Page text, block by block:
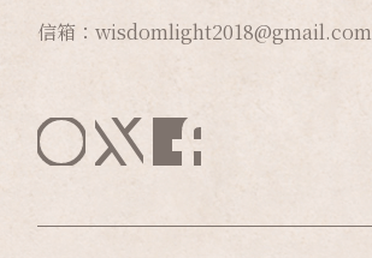
信箱：wisdomlight2018@gmail.com